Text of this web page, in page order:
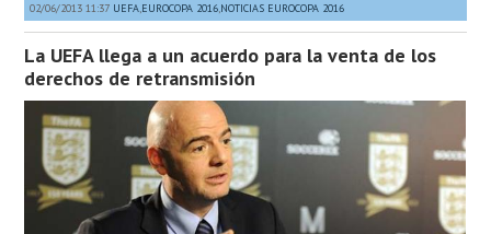
02/06/2013 11:37 UEFA,EUROCOPA 2016,NOTICIAS EUROCOPA 2016
La UEFA llega a un acuerdo para la venta de los
derechos de retransmisión